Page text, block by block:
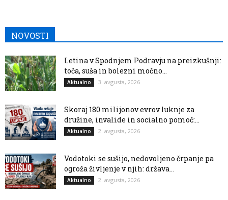
NOVOSTI
Letina v Spodnjem Podravju na preizkušnji:
toča, suša in bolezni močno...
Aktualno 3. avgusta, 2026
Skoraj 180 milijonov evrov luknje za
družine, invalide in socialno pomoč:...
Aktualno 2. avgusta, 2026
Vodotoki se sušijo, nedovoljeno črpanje pa
ogroža življenje v njih: država...
Aktualno 2. avgusta, 2026